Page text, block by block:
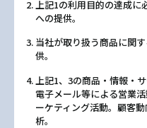
上記1の利用目的の達成
への提供。
当社が取り扱う商品に関
供。
上記1、3の商品・情報・
電子メール等による営業
ーケティング活動。顧客
析。